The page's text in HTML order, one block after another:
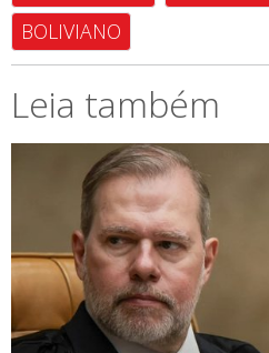
BOLIVIANO
Leia também